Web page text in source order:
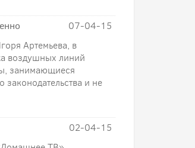
07-04-15
Артемьева, в
воздушных линий
занимающиеся
и не
02-04-15